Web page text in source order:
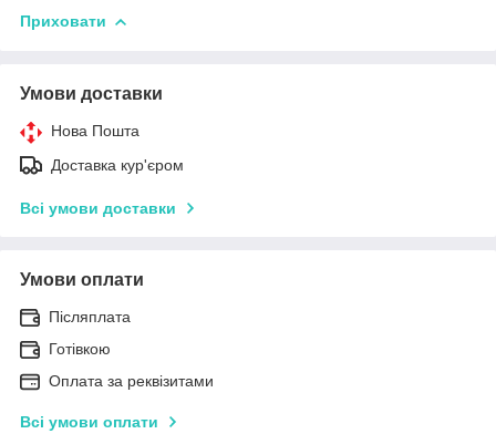
Приховати
Умови доставки
Нова Пошта
Доставка кур'єром
Всі умови доставки
Умови оплати
Післяплата
Готівкою
Оплата за реквізитами
Всі умови оплати